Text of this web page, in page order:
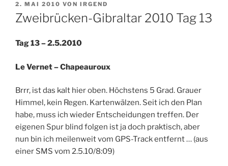
VERÖFFENTLICHT
AM
2. MAI 2010 VON IRGEND
Zweibrücken-Gibraltar 2010 Tag 13
Tag 13 – 2.5.2010
Le Vernet – Chapeauroux
Brrr, ist das kalt hier oben. Höchstens 5 Grad. Grauer
Himmel, kein Regen. Kartenwälzen. Seit ich den Plan
habe, muss ich wieder Entscheidungen treffen. Der
eigenen Spur blind folgen ist ja doch praktisch, aber
nun bin ich meilenweit vom GPS-Track entfernt … (aus
einer SMS vom 2.5.10/8:09)